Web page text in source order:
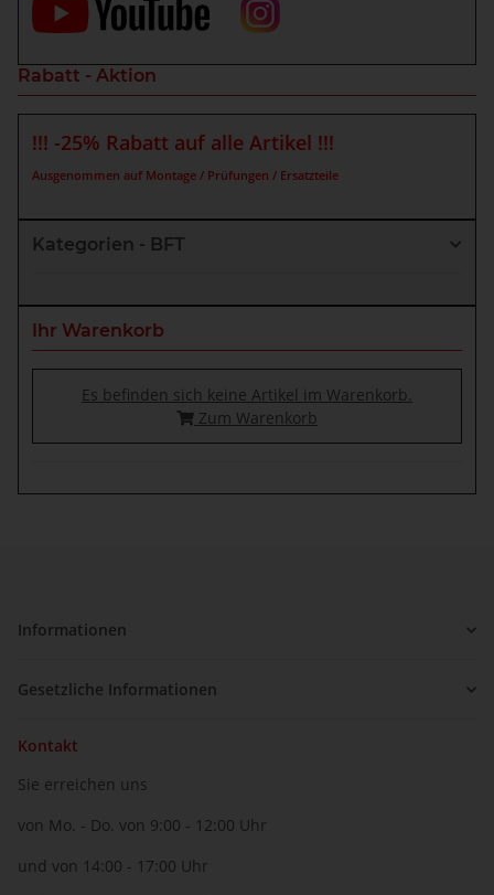
Rabatt - Aktion
!!! -25% Rabatt auf alle Artikel !!!
Ausgenommen auf Montage / Prüfungen / Ersatzteile
Kategorien - BFT
Ihr Warenkorb
Es befinden sich keine Artikel im Warenkorb.
Zum Warenkorb
Informationen
Gesetzliche Informationen
Kontakt
Sie erreichen uns
von Mo. - Do. von 9:00 - 12:00 Uhr
und von 14:00 - 17:00 Uhr